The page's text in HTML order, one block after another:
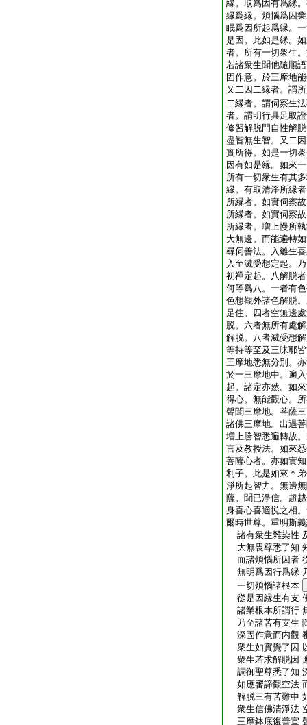
縁。取爲因有爲縁
縁爲縁。煩惱爲因
眠爲因所起爲縁。
是因。此如是縁。
者。所有一切衆生
若諸衆生聞他隨順
固作意。於三摩地
又二因二縁者。謂
二縁者。謂伺察生
者。謂明行具足取
修習解脱門自性解
盡智無生智。又二
實所得。如是一切
因有如是縁。如來
所有一切衆生有其
縁。有取清淨所縁
所縁者。如實伺察
所縁者。如實伺察
所縁者。増上慢所
大無邊。而能遍轉
尋伺善法。入離生
入至滅受想定起。
初禪定起。八解脱
何等爲八。一者有
色想觀外諸色解脱
足住。四者空無邊
脱。六者無所有處
解脱。八者滅受想
等持等至及三昧耶
三摩地悉無分別。
於一三摩地中。遍
起。諸定亦然。如
得心。無能觀心。
聲聞三摩地。菩薩
諸佛三摩地。出過
増上勝智悉遍轉故
言及教授法。如來
菩薩心者。亦如實
利子。此是如來＊
淨所起智力。無邊
薩。聞已淨信。超
身喜心喜適悦之相
爾時世尊。重明斯
諸有衆生雜染性
大無畏尊悉了知
而諸煩惱所因者
無明爲因行爲縁
一切煩惱諸根本
從是因縁生有支
諸業根本所謂行
乃至諸苦有支生
深固作意而内觀
衆生如實覺了因
衆生若求解脱因
調御聖尊悉了知
如應審諦觀空法
解脱三有苦難中
衆生信佛清淨法
三摩鉢底復善宣